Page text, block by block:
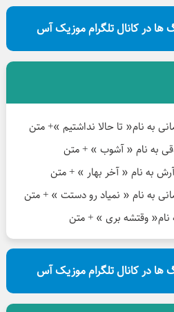
ها در کانال تلگرام موزیک آس
به نام« تا حالا نداشتیم »+ متن
به نام « آشوب » + متن
به نام « آخر بهار » + متن
به نام « نمیاد رو دستت » + متن
نام« وقتشه بری » + متن
ها در کانال تلگرام موزیک آس